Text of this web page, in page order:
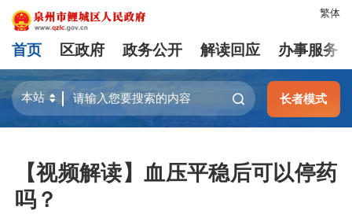
繁体
首页 区政府 政务公开 解读回应 办事服务
长者模式
【视频解读】血压平稳后可以停药
吗？